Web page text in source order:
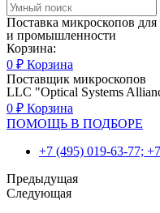
Поставка микроскопов для
и промышленности
Корзина:
0 ₽ Корзина
Поставщик микроскопов
LLC "Optical Systems
0 ₽ Корзина
ПОМОЩЬ В ПОДБОРЕ
+7 (495) 019-63-77;
Предыдущая
Следующая